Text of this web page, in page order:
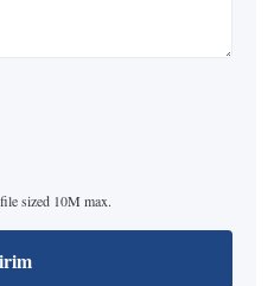
sized 10M max.